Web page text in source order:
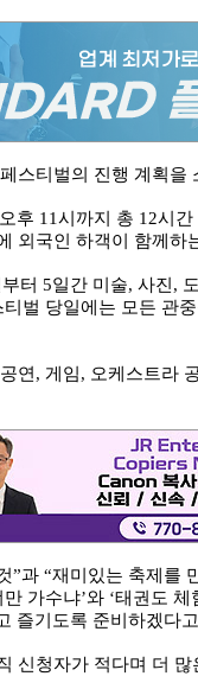
스티벌의 진행 계획을
후 11시까지 총 12시
외국인 하객이 함께하
터 5일간 미술, 사진,
벌 당일에는 모든 관
연, 게임, 오케스트라
과 “재미있는 축제를
가수냐’와 ‘태권도
즐기도록 준비하겠다
신청자가 적다며 더